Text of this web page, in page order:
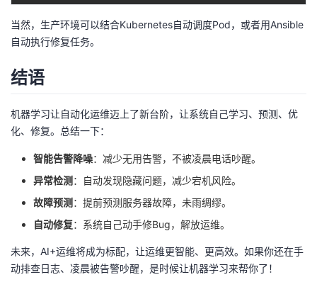
当然，生产环境可以结合Kubernetes自动调度Pod，或者用Ansible
自动执行修复任务。
结语
机器学习让自动化运维迈上了新台阶，让系统自己学习、预测、优
化、修复。总结一下：
智能告警降噪：减少无用告警，不被凌晨电话吵醒。
异常检测 ：自动发现隐藏问题，减少宕机风险。
故障预测 ：提前预测服务器故障，未雨绸缪。
自动修复：系统自己动手修Bug，解放运维。
未来，AI+运维将成为标配，让运维更智能、更高效。如果你还在手
动排查日志、凌晨被告警吵醒，是时候让机器学习来帮你了！